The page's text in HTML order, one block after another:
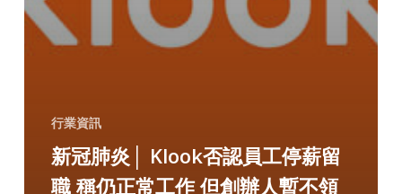
行業資訊
新冠肺炎│ Klook否認員工停薪留
職 稱仍正常工作 但創辦人暫不領